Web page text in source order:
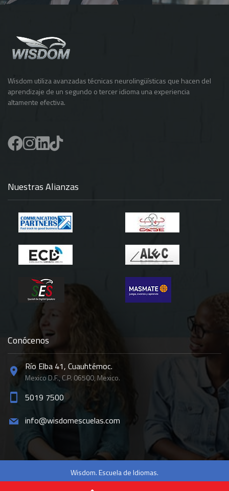
Wisdom utiliza avanzadas técnicas neurolingüísticas que hacen del
aprendizaje de un segundo o tercer idioma una experiencia
altamente efectiva.
Nuestras Alianzas
Conócenos
Río Elba 41, Cuauhtémoc.
Mexico D.F., C.P. 06500, Mexico.
5019 7500
info@wisdomescuelas.com
Wisdom. Escuela de Idiomas.